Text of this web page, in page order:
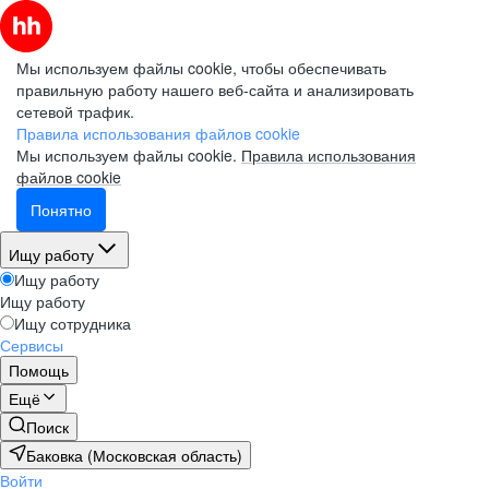
Мы используем файлы cookie, чтобы обеспечивать
правильную работу нашего веб-сайта и анализировать
сетевой трафик.
Правила использования файлов cookie
Мы используем файлы cookie. Правила использования
файлов cookie
Понятно
Ищу работу
Ищу работу
Ищу работу
Ищу сотрудника
Сервисы
Помощь
Ещё
Поиск
Баковка (Московская область)
Войти